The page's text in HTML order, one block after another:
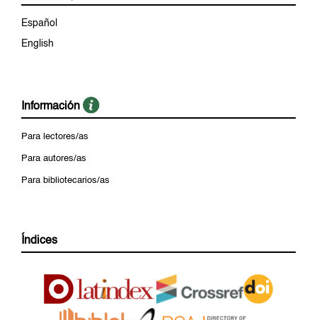
Español
English
Información
Para lectores/as
Para autores/as
Para bibliotecarios/as
Índices